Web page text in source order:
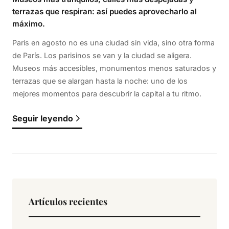
terrazas que respiran: así puedes aprovecharlo al
máximo.
París en agosto no es una ciudad sin vida, sino otra forma
de París. Los parisinos se van y la ciudad se aligera.
Museos más accesibles, monumentos menos saturados y
terrazas que se alargan hasta la noche: uno de los
mejores momentos para descubrir la capital a tu ritmo.
Seguir leyendo
Artículos recientes